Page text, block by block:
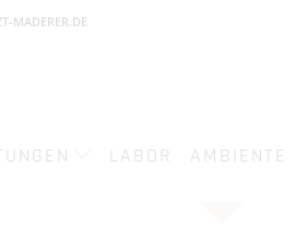
MADERER.DE
LABOR AMBIENTE